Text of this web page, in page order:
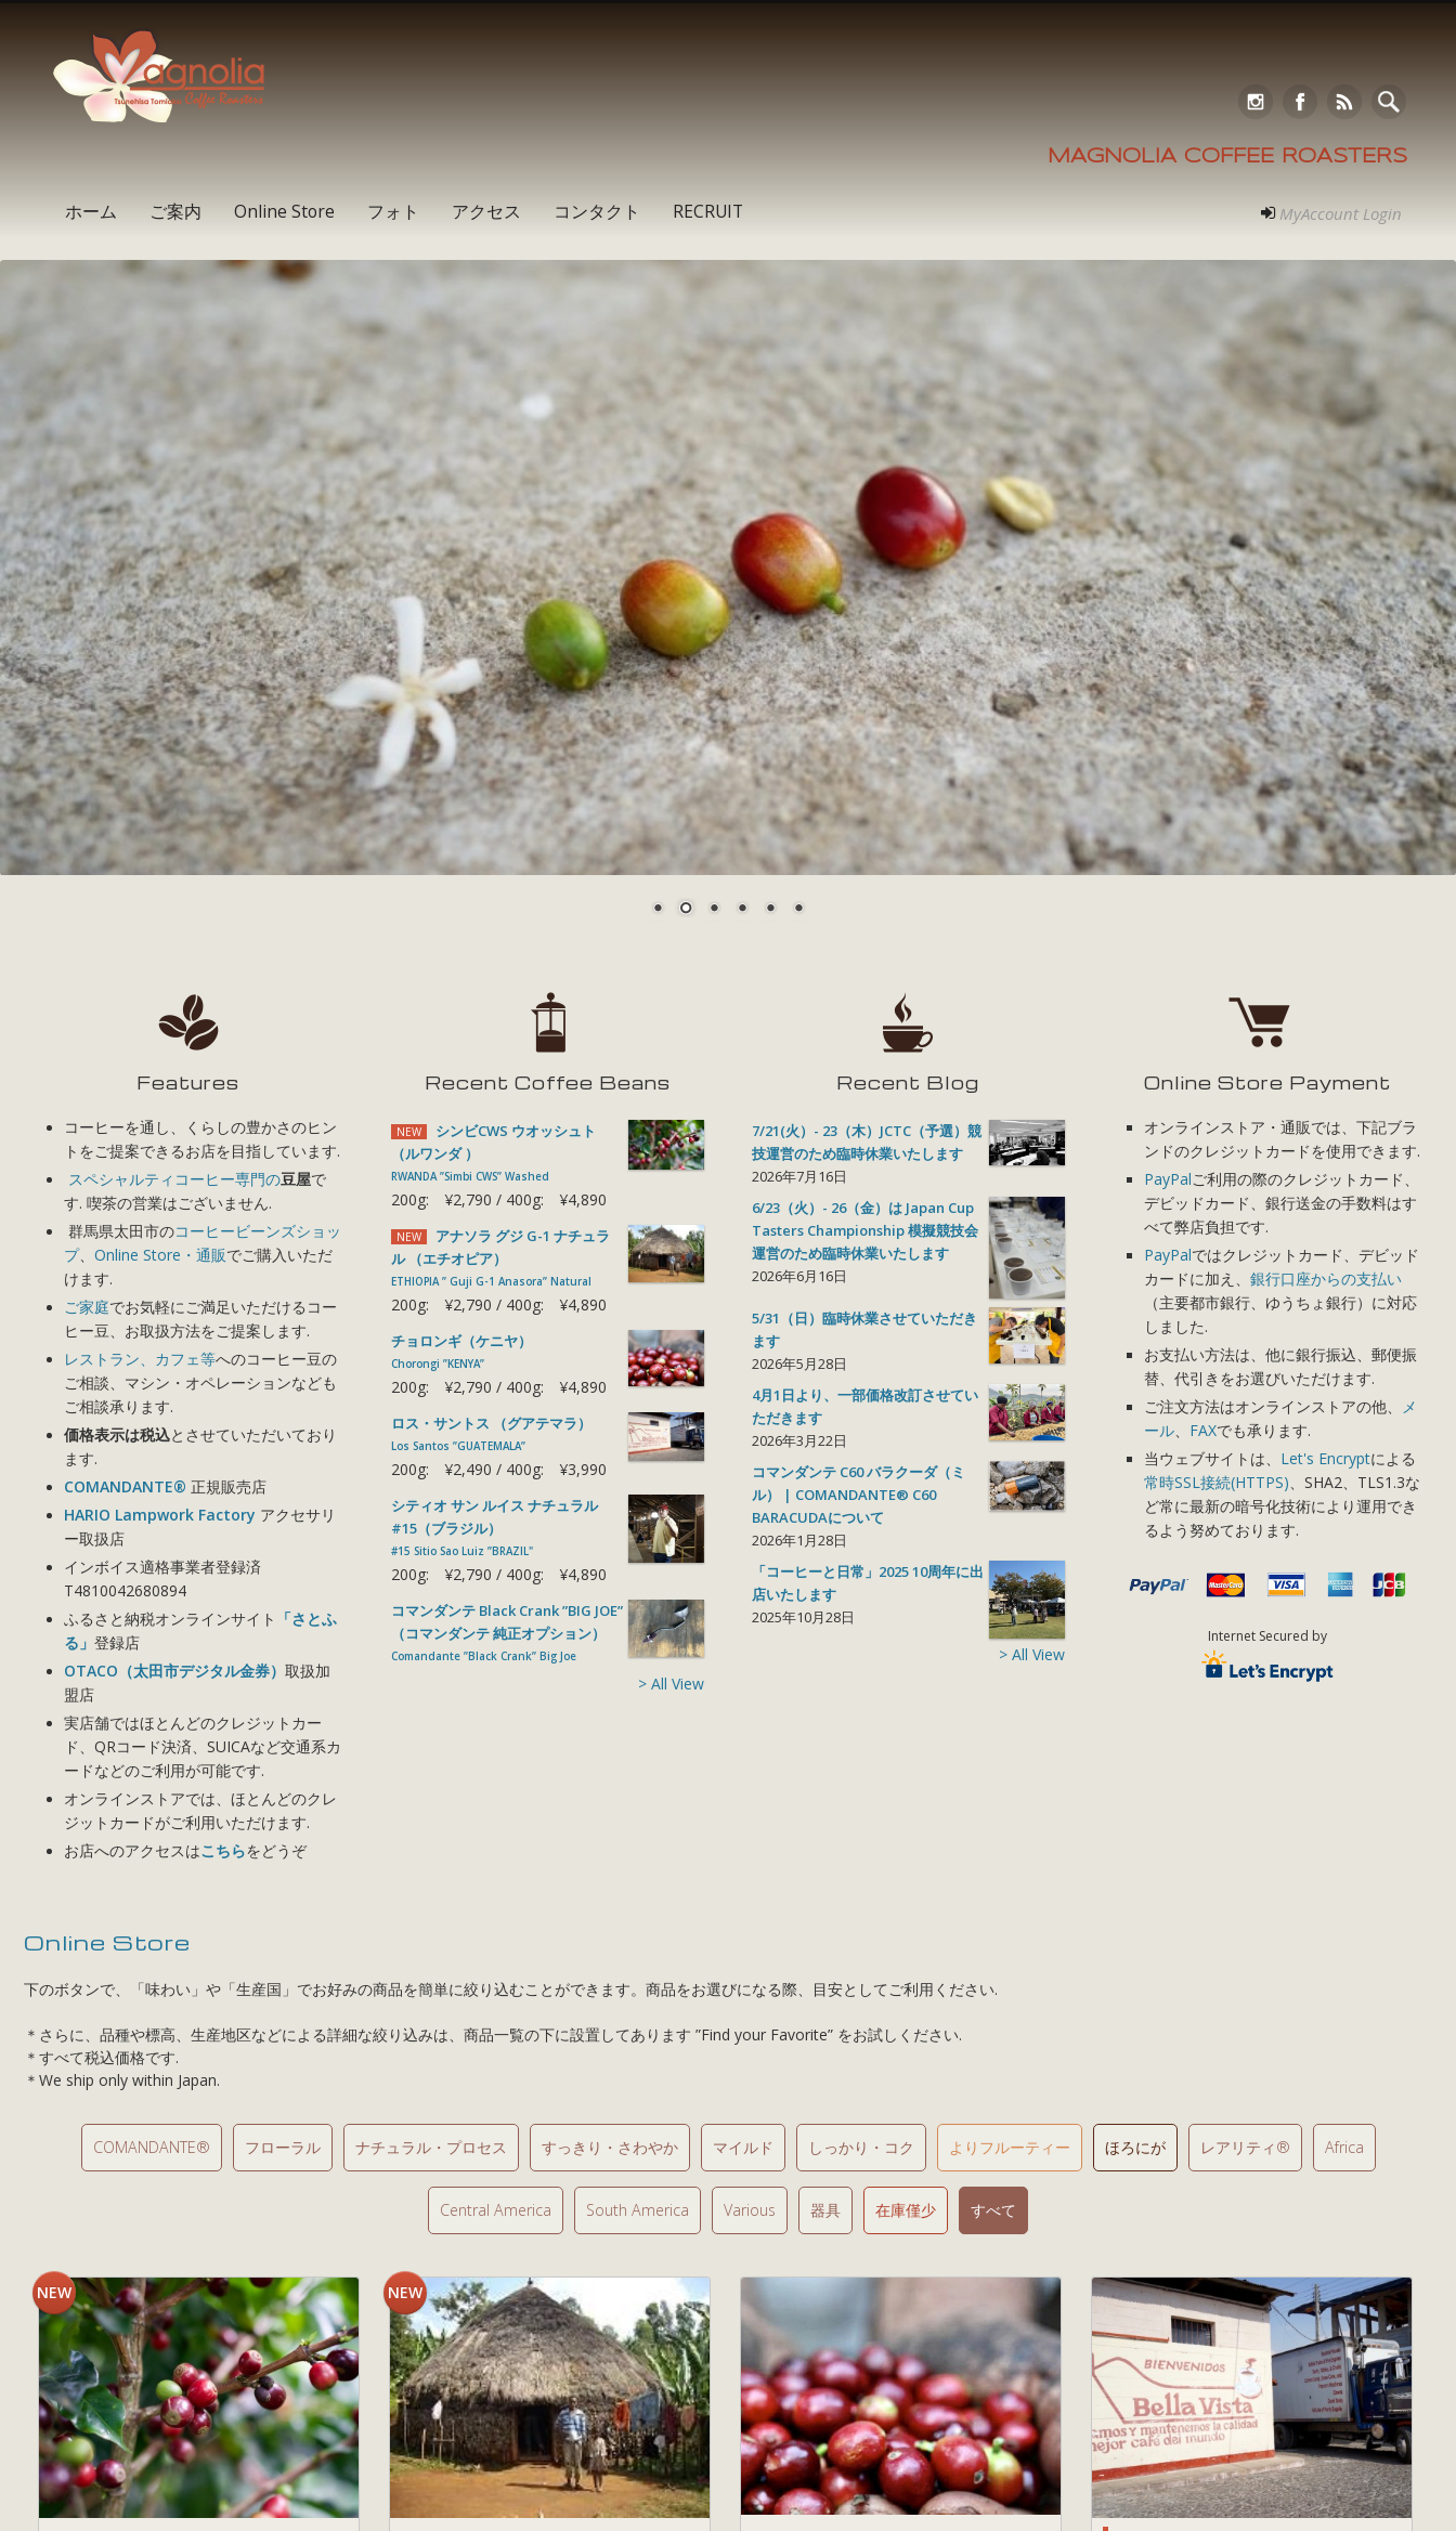
InstagramFacebook
RSS
MAGNOLIA COFFEE ROASTERS
ホーム ご案内 Online Store フォト アクセス コンタクト RECRUIT MyAccount Login
Winner for Cup of Excellence® Mexico
Features
コーヒーを通し、くらしの豊かさのヒン
トをご提案できるお店を目指しています.
スペシャルティコーヒー専門の豆屋で
す. 喫茶の営業はございません.
群馬県太田市のコーヒービーンズショッ
プ、Online Store・通販でご購入いただ
けます.
ご家庭でお気軽にご満足いただけるコー
ヒー豆、お取扱方法をご提案します.
レストラン、カフェ等へのコーヒー豆の
ご相談、マシン・オペレーションなども
ご相談承ります.
価格表示は税込とさせていただいており
ます.
COMANDANTE® 正規販売店
HARIO Lampwork Factory アクセサリ
ー取扱店
インボイス適格事業者登録済
T4810042680894
ふるさと納税オンラインサイト 「さとふ
る」登録店
OTACO（太田市デジタル金券）取扱加
盟店
実店舗ではほとんどのクレジットカー
ド、QRコード決済、SUICAなど交通系カ
ードなどのご利用が可能です.
オンラインストアでは、ほとんどのクレ
ジットカードがご利用いただけます.
お店へのアクセスはこちらをどうぞ
Recent Coffee Beans
NEW
シンビCWS ウオッシュト
（ルワンダ ）
RWANDA ”Simbi CWS” Washed
200g: ¥2,790 400g: ¥4,890
NEW
アナソラ グジ G-1 ナチュラ
ル （エチオピア）
ETHIOPIA ” Guji G-1 Anasora” Natural
200g: ¥2,790 400g: ¥4,890
チョロンギ（ケニヤ）
Chorongi ”KENYA”
200g: ¥2,790 400g: ¥4,890
ロス・サントス （グアテマラ）
Los Santos ”GUATEMALA”
200g: ¥2,490 400g: ¥3,990
シティオ サン ルイス ナチュラル
#15（ブラジル）
#15 Sitio Sao Luiz ”BRAZIL"
200g: ¥2,790 400g: ¥4,890
コマンダンテ Black Crank ”BIG JOE”
（コマンダンテ 純正オプション）
Comandante ”Black Crank” Big Joe
> All View
Recent Blog
7/21(火）- 23（木）JCTC（予選）競
技運営のため臨時休業いたします
2026年7月16日
6/23（火）- 26（金）は Japan Cup
Tasters Championship 模擬競技会
運営のため臨時休業いたします
2026年6月16日
5/31（日）臨時休業させていただき
ます
2026年5月28日
4月1日より、一部価格改訂させてい
ただきます
2026年3月22日
コマンダンテ C60 バラクーダ（ミ
ル） | COMANDANTE® C60
BARACUDAについて
2026年1月28日
「コーヒーと日常」2025 10周年に出
店いたします
2025年10月28日
> All View
Online Store Payment
オンラインストア・通販では、下記ブラ
ンドのクレジットカードを使用できます.
PayPalご利用の際のクレジットカード、
デビッドカード、銀行送金の手数料はす
べて弊店負担です.
PayPalではクレジットカード、デビッド
カードに加え、 銀行口座からの支払い
（主要都市銀行、ゆうちょ銀行）に対応
しました.
お支払い方法は、他に銀行振込、郵便振
替、代引きをお選びいただけます.
ご注文方法はオンラインストアの他、
メ
ール、 FAXでも承ります.
当ウェブサイトは、 Let's Encryptによる
常時SSL接続(HTTPS)、SHA2、TLS1.3な
ど常に最新の暗号化技術により運用でき
るよう努めております.
Internet Secured by
Online Store
下のボタンで、「味わい」や「生産国」でお好みの商品を簡単に絞り込むことができます。商品をお選びになる際、目安としてご利用ください.
＊さらに、品種や標高、生産地区などによる詳細な絞り込みは、商品一覧の下に設置してあります ”Find your Favorite” をお試しください.
＊すべて税込価格です.
＊We ship only within Japan.
COMANDANTE® フローラル ナチュラル・プロセス すっきり・さわやか マイルド しっかり・コク よりフルーティー ほろにが レアリティ® Africa
Central America South America Various 器具 在庫僅少 すべて
NEW NEW